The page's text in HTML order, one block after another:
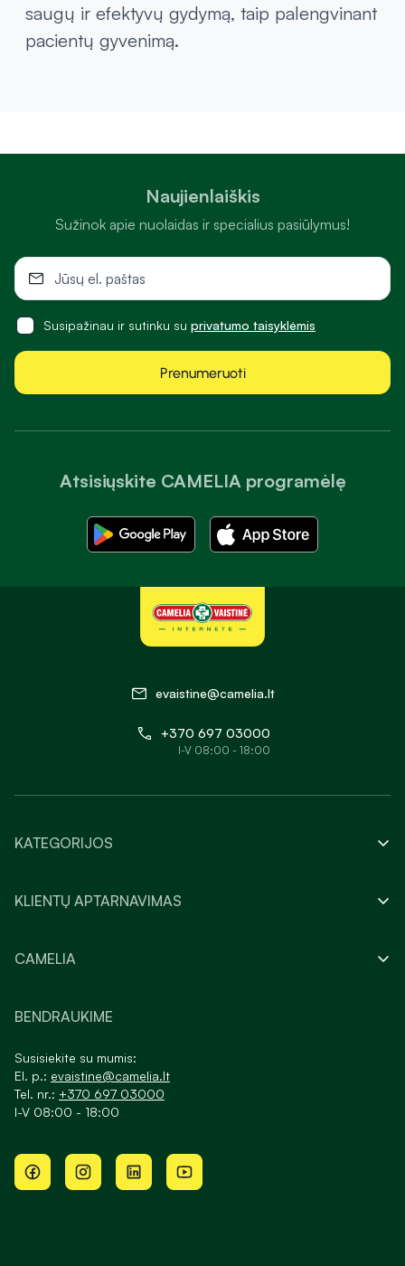
saugų ir efektyvų gydymą, taip palengvinant
pacientų gyvenimą.
Atsisiųskite CAMELIA programėlę
Naujienlaiškis
Sužinok apie nuolaidas ir specialius pasiūlymus!
Susipažinau ir sutinku su privatumo taisyklėmis
Prenumeruoti
evaistine@camelia.lt
+370 697 03000
I-V 08:00 - 18:00
KATEGORIJOS
KLIENTŲ APTARNAVIMAS
CAMELIA
BENDRAUKIME
Susisiekite su mumis:
El. p.: evaistine@camelia.lt
Tel. nr.: +370 697 03000
I-V 08:00 - 18:00